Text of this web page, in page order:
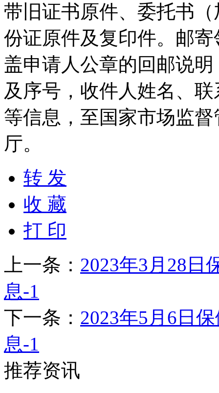
带旧证书原件、委托书
份证原件及复印件。邮
盖申请人公章的回邮说
及序号，收件人姓名、
等信息，至国家市场监
厅。
转 发
收 藏
打 印
上一条： 2023年3月28日
息-1
下一条： 2023年5月6日
息-1
推荐资讯